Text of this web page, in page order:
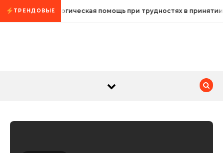
Промотать к содержимому
ТРЕНДОВЫЕ
Психологическая помощь при трудностях в